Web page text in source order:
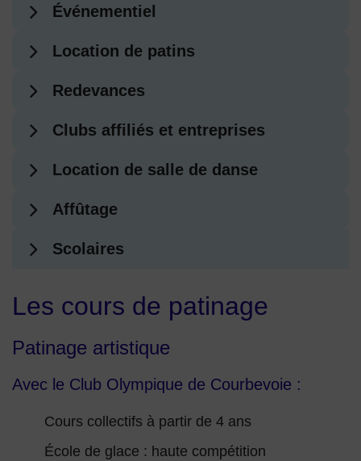
Événementiel
Location de patins
Redevances
Clubs affiliés et entreprises
Location de salle de danse
Affûtage
Scolaires
Les cours de patinage
Patinage artistique
Avec le Club Olympique de Courbevoie :
Cours collectifs à partir de 4 ans
École de glace : haute compétition